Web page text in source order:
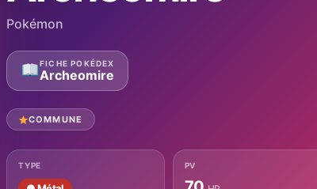
Pokémon
FICHE POKÉDEX
Archeomire
COMMUNE
TYPE PV